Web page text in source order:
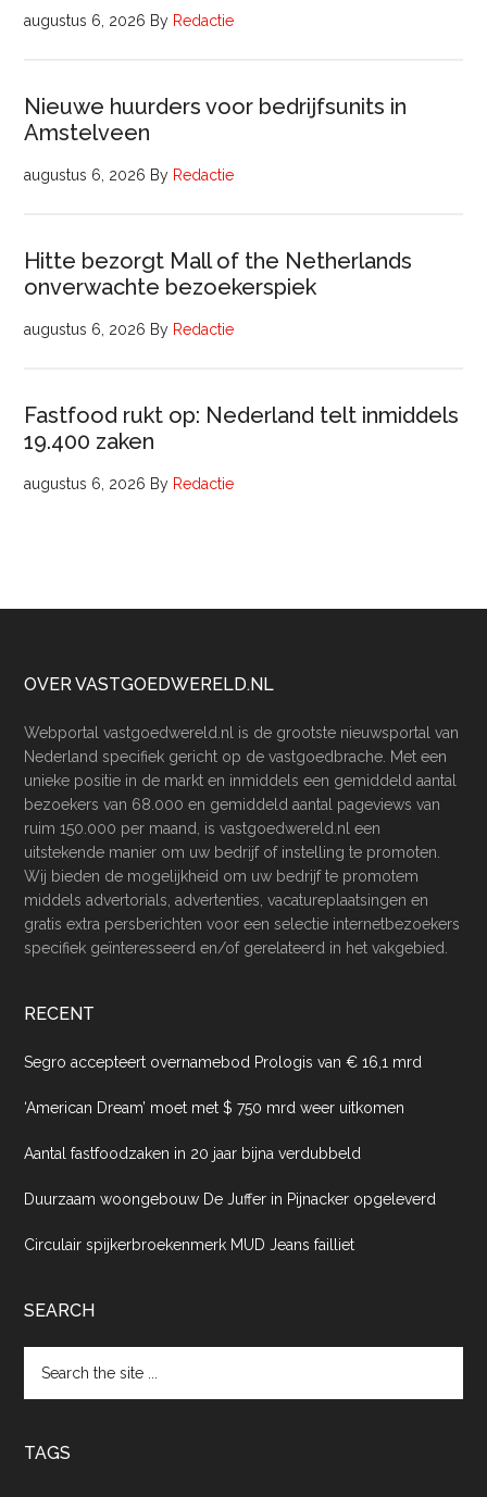
augustus 6, 2026 By Redactie
Nieuwe huurders voor bedrijfsunits in
Amstelveen
augustus 6, 2026 By Redactie
Hitte bezorgt Mall of the Netherlands
onverwachte bezoekerspiek
augustus 6, 2026 By Redactie
Fastfood rukt op: Nederland telt inmiddels
19.400 zaken
augustus 6, 2026 By Redactie
Footer
OVER VASTGOEDWERELD.NL
Webportal vastgoedwereld.nl is de grootste nieuwsportal van
Nederland specifiek gericht op de vastgoedbrache. Met een
unieke positie in de markt en inmiddels een gemiddeld aantal
bezoekers van 68.000 en gemiddeld aantal pageviews van
ruim 150.000 per maand, is vastgoedwereld.nl een
uitstekende manier om uw bedrijf of instelling te promoten.
Wij bieden de mogelijkheid om uw bedrijf te promotem
middels advertorials, advertenties, vacatureplaatsingen en
gratis extra persberichten voor een selectie internetbezoekers
specifiek geïnteresseerd en/of gerelateerd in het vakgebied.
RECENT
Segro accepteert overnamebod Prologis van € 16,1 mrd
‘American Dream’ moet met $ 750 mrd weer uitkomen
Aantal fastfoodzaken in 20 jaar bijna verdubbeld
Duurzaam woongebouw De Juffer in Pijnacker opgeleverd
Circulair spijkerbroekenmerk MUD Jeans failliet
SEARCH
the
TAGS